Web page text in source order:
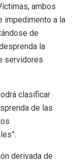
ambos
impedimento a la
de
la
servidores
clasificar
de las
derivada de